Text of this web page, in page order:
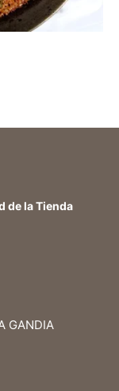
de la Tienda
GANDIA